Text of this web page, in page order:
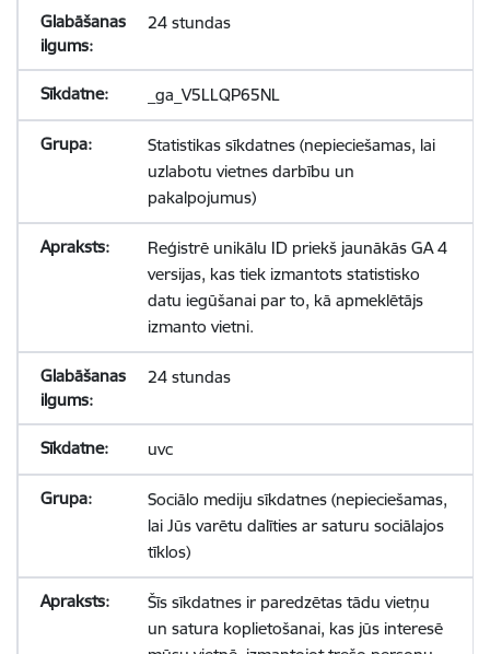
24 stundas
_ga_V5LLQP65NL
Statistikas sīkdatnes (nepieciešamas, lai
uzlabotu vietnes darbību un
pakalpojumus)
Reģistrē unikālu ID priekš jaunākās GA 4
versijas, kas tiek izmantots statistisko
datu iegūšanai par to, kā apmeklētājs
izmanto vietni.
24 stundas
uvc
Sociālo mediju sīkdatnes (nepieciešamas,
lai Jūs varētu dalīties ar saturu sociālajos
tīklos)
Šīs sīkdatnes ir paredzētas tādu vietņu
un satura koplietošanai, kas jūs interesē